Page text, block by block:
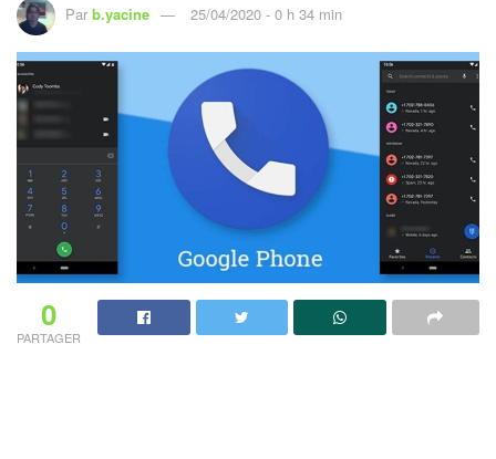
Par b.yacine 25/04/2020 - 0 h 34 min
0
PARTAGER